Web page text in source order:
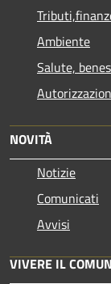
Ambiente
Salute,
NOVITÀ
Notizie
Comunicati
Avvisi
VIVERE IL